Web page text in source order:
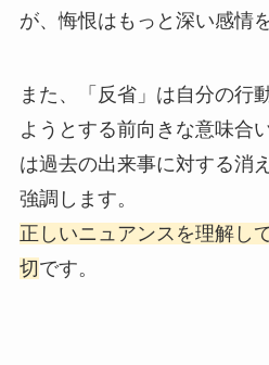
が、悔恨はもっと深い感情
また、「反省」は自分の行
ようとする前向きな意味合
は過去の出来事に対する消
強調します。
正しいニュアンスを理解し
切です。